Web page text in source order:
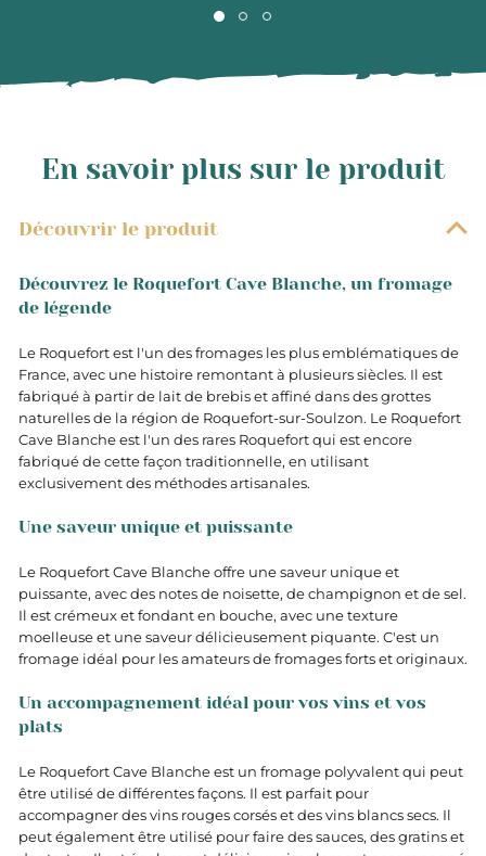
En savoir plus sur le produit
Découvrir le produit
Découvrez le Roquefort Cave Blanche, un fromage
de légende
Le Roquefort est l'un des fromages les plus emblématiques de
France, avec une histoire remontant à plusieurs siècles. Il est
fabriqué à partir de lait de brebis et affiné dans des grottes
naturelles de la région de Roquefort-sur-Soulzon. Le Roquefort
Cave Blanche est l'un des rares Roquefort qui est encore
fabriqué de cette façon traditionnelle, en utilisant
exclusivement des méthodes artisanales.
Une saveur unique et puissante
Le Roquefort Cave Blanche offre une saveur unique et
puissante, avec des notes de noisette, de champignon et de sel.
Il est crémeux et fondant en bouche, avec une texture
moelleuse et une saveur délicieusement piquante. C'est un
fromage idéal pour les amateurs de fromages forts et originaux.
Un accompagnement idéal pour vos vins et vos
plats
Le Roquefort Cave Blanche est un fromage polyvalent qui peut
être utilisé de différentes façons. Il est parfait pour
accompagner des vins rouges corsés et des vins blancs secs. Il
peut également être utilisé pour faire des sauces, des gratins et